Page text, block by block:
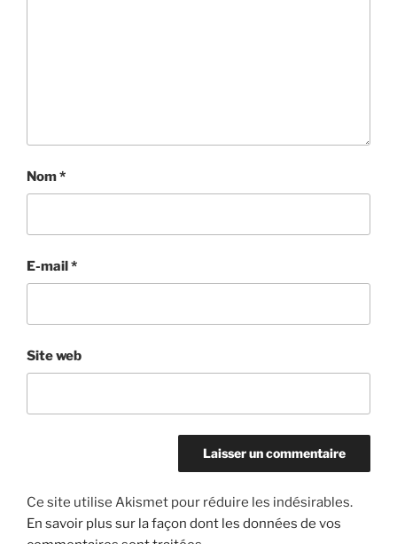
Nom*
E-mail*
Site web
Ce site utilise Akismet pour réduire les indésirables.
En savoir plus sur la façon dont les données de vos